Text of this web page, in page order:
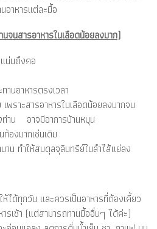
อาหารแต่ละมื้อ
จนสารอาหารในเลือดน้อยลงมาก)
น่นถึงคอ
นอาหารตรงเวลา
พราะสารอาหารในเลือดน้อยลงมากจน
ท่าน อาจมีอาการบ้านหมุน
องมากเช่นเดิม
าน ทำให้สมดุลจุลินทรีย์ในลำไส้แย่ลง
ห้ได้ทุกวัน และควรเป็นอาหารที่ต้องเคี้ยว
รเช้า (แต่สามารถทานมื้ออื่นๆ ได้ค่ะ)